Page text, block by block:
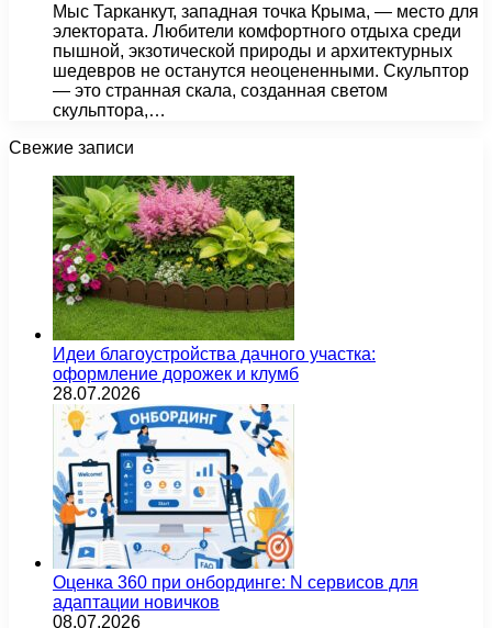
Мыс Тарканкут, западная точка Крыма, — место для
электората. Любители комфортного отдыха среди
пышной, экзотической природы и архитектурных
шедевров не останутся неоцененными. Скульптор
— это странная скала, созданная светом
скульптора,…
Свежие записи
Идеи благоустройства дачного участка:
оформление дорожек и клумб
28.07.2026
Оценка 360 при онбординге: N сервисов для
адаптации новичков
08.07.2026